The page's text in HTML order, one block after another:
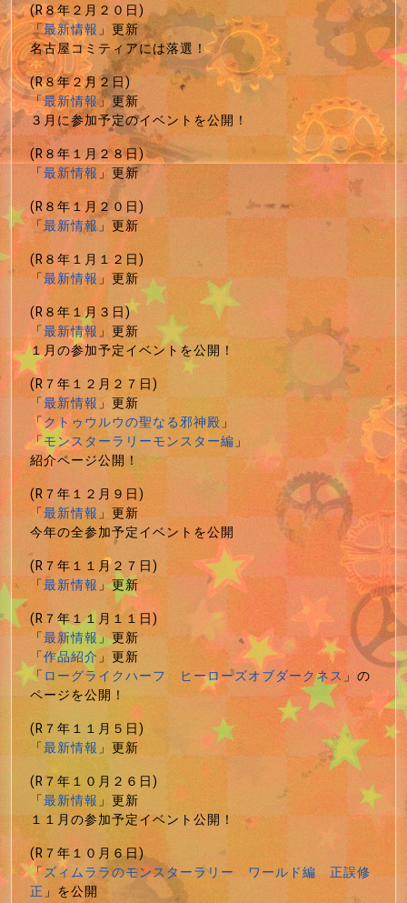
(R８年２月２０日)
「最新情報」更新
名古屋コミティアには落選！
(R８年２月２日)
「最新情報」更新
３月に参加予定のイベントを公開！
(R８年１月２８日)
「最新情報」更新
(R８年１月２０日)
「最新情報」更新
(R８年１月１２日)
「最新情報」更新
(R８年１月３日)
「最新情報」更新
１月の参加予定イベントを公開！
(R７年１２月２７日)
「最新情報」更新
「クトゥウルウの聖なる邪神殿」
「モンスターラリーモンスター編」
紹介ページ公開！
(R７年１２月９日)
「最新情報」更新
今年の全参加予定イベントを公開
(R７年１１月２７日)
「最新情報」更新
(R７年１１月１１日)
「最新情報」更新
「作品紹介」更新
「ローグライクハーフ ヒーローズオブダークネス」の
ページを公開！
(R７年１１月５日)
「最新情報」更新
(R７年１０月２６日)
「最新情報」更新
１１月の参加予定イベント公開！
(R７年１０月６日)
「ズィムララのモンスターラリー ワールド編 正誤修
正」を公開